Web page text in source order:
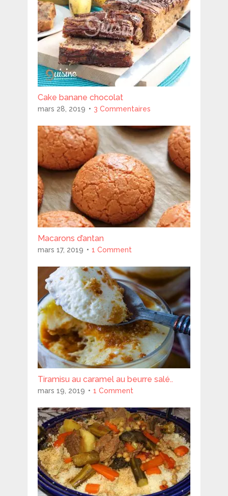
Cake banane chocolat
mars 28, 2019 3 Commentaires
Macarons d’antan
mars 17, 2019 1 Comment
Tiramisu au caramel au beurre salé..
mars 19, 2019 1 Comment